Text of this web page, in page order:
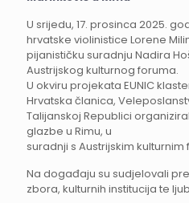
U srijedu, 17. prosinca 2025.
hrvatske violinistice Lorene
pijanističku suradnju Nadira
Austrijskog kulturnog foruma.
U okviru projekata EUNIC
Hrvatska članica,
Talijanskoj Republici
glazbe u Rimu, u
suradnji s Austrijskim kulturnim
Na događaju su sudjelovali
zbora, kulturnih institucija te